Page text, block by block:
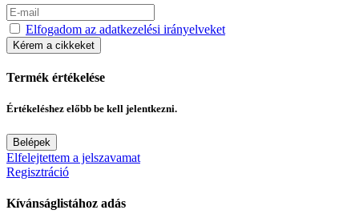
Elfogadom az adatkezelési irányelveket
Kérem a cikkeket
Termék értékelése
Értékeléshez előbb be kell jelentkezni.
Belépek
Elfelejtettem a jelszavamat
Regisztráció
Kívánságlistához adás